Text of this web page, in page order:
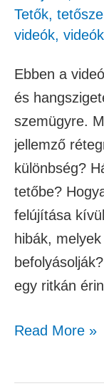
Tetők,
videók, videók
Ebben a
és
szemügyre.
jellemző
különbség?
tetőbe?
felújítása
hibák,
egy ritkán
Read More »